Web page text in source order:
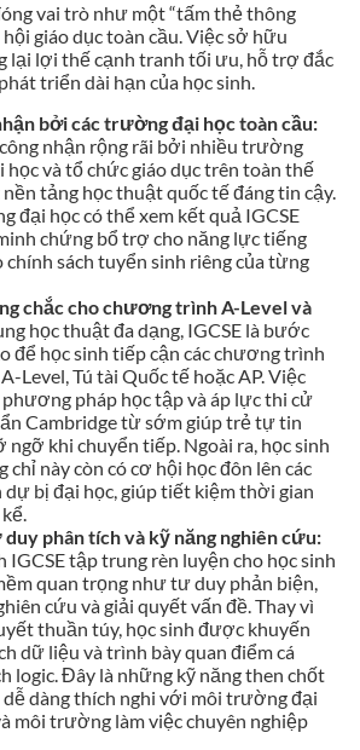
vai trò như một “tấm thẻ thông
hội giáo dục toàn cầu. Việc sở hữu
lại lợi thế cạnh tranh tối ưu, hỗ trợ đắc
triển dài hạn của học sinh.
bởi các trường đại học toàn cầu:
nhận rộng rãi bởi nhiều trường
học và tổ chức giáo dục trên toàn thế
tảng học thuật quốc tế đáng tin cậy.
đại học có thể xem kết quả IGCSE
chứng bổ trợ cho năng lực tiếng
chính sách tuyển sinh riêng của từng
chắc cho chương trình A-Level và
học thuật đa dạng, IGCSE là bước
để học sinh tiếp cận các chương trình
Level, Tú tài Quốc tế hoặc AP. Việc
pháp học tập và áp lực thi cử
Cambridge từ sớm giúp trẻ tự tin
ngỡ khi chuyển tiếp. Ngoài ra, học sinh
chỉ này còn có cơ hội học đôn lên các
bị đại học, giúp tiết kiệm thời gian
phân tích và kỹ năng nghiên cứu:
tập trung rèn luyện cho học sinh
quan trọng như tư duy phản biện,
cứu và giải quyết vấn đề. Thay vì
thuần túy, học sinh được khuyến
dữ liệu và trình bày quan điểm cá
logic. Đây là những kỹ năng then chốt
dễ dàng thích nghi với môi trường đại
môi trường làm việc chuyên nghiệp